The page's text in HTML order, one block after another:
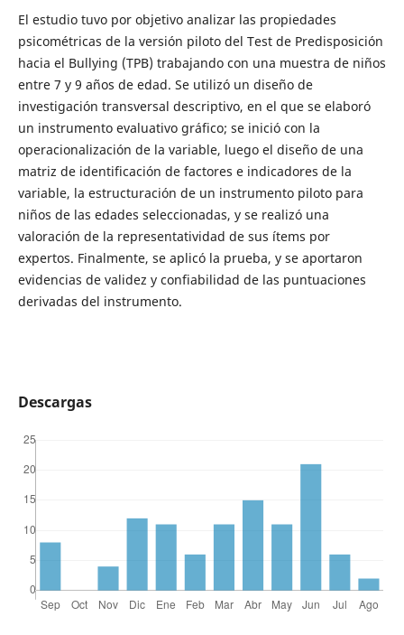
El estudio tuvo por objetivo analizar las propiedades
psicométricas de la versión piloto del Test de Predisposición
hacia el Bullying (TPB) trabajando con una muestra de niños
entre 7 y 9 años de edad. Se utilizó un diseño de
investigación transversal descriptivo, en el que se elaboró
un instrumento evaluativo gráfico; se inició con la
operacionalización de la variable, luego el diseño de una
matriz de identificación de factores e indicadores de la
variable, la estructuración de un instrumento piloto para
niños de las edades seleccionadas, y se realizó una
valoración de la representatividad de sus ítems por
expertos. Finalmente, se aplicó la prueba, y se aportaron
evidencias de validez y confiabilidad de las puntuaciones
derivadas del instrumento.
Descargas